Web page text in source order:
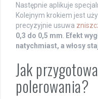
Następnie aplikuje
Kolejnym krokiem jest
precyzyjnie usuwa
0,3 do 0,5 mm
Efekt
natychmiast, a włosy
Jak
polerowania?